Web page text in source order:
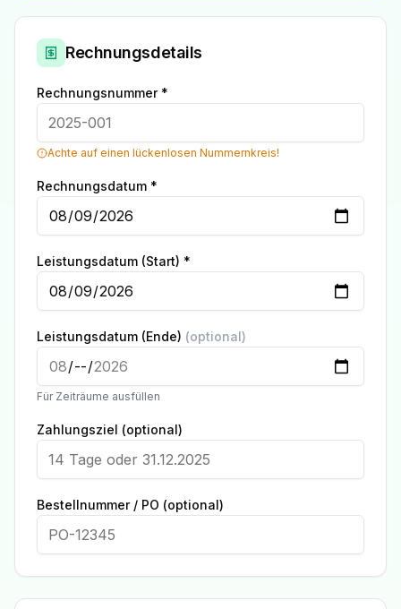
Rechnungsdetails
Rechnungsnummer *
Achte auf einen lückenlosen Nummernkreis!
Rechnungsdatum *
Leistungsdatum (Start) *
Leistungsdatum (Ende) (optional)
Für Zeiträume ausfüllen
Zahlungsziel (optional)
Bestellnummer / PO (optional)